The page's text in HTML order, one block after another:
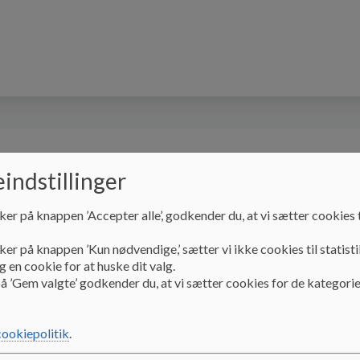
hos os
Sabine
på knappen ’Accepter alle’, godkender du, at vi sætter
på knappen ’Kun nødvendige,’ sætter vi ikke cookies til
en cookie for at huske dit valg.
’Gem valgte’ godkender du, at vi sætter cookies for de
.